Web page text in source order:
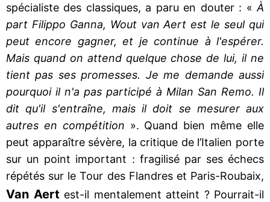
spécialiste des classiques, a paru en douter : « À
part Filippo Ganna, Wout van Aert est le seul qui
peut encore gagner, et je continue à l'espérer.
Mais quand on attend quelque chose de lui, il ne
tient pas ses promesses. Je me demande aussi
pourquoi il n'a pas participé à Milan San Remo. Il
dit qu'il s'entraîne, mais il doit se mesurer aux
autres en compétition ». Quand bien même elle
peut apparaître sévère, la critique de l’Italien porte
sur un point important : fragilisé par ses échecs
répétés sur le Tour des Flandres et Paris-Roubaix,
Van Aert est-il mentalement atteint ? Pourrait-il